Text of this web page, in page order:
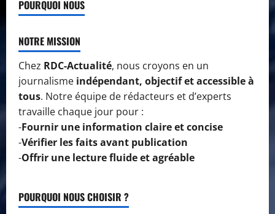
2026
POURQUOI NOUS
NOTRE MISSION
Chez RDC-Actualité, nous croyons en un
journalisme indépendant, objectif et accessible à
tous. Notre équipe de rédacteurs et d’experts
travaille chaque jour pour :
-Fournir une information claire et concise
-Vérifier les faits avant publication
-Offrir une lecture fluide et agréable
POURQUOI NOUS CHOISIR ?